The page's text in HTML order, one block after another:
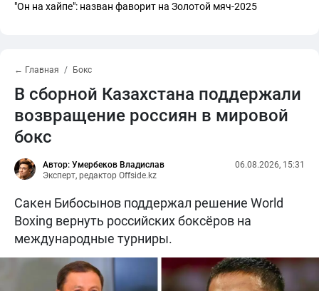
"Он на хайпе": назван фаворит на Золотой мяч-2025
← Главная Бокс
В сборной Казахстана поддержали
возвращение россиян в мировой
бокс
Автор: Умербеков Владислав
Эксперт, редактор Offside.kz
06.08.2026, 15:31
Сакен Бибосынов поддержал решение World
Boxing вернуть российских боксёров на
международные турниры.